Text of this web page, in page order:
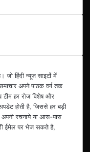
जो हिंदी न्यूज साइटों में
अपने पाठक वर्ग तक
टीम हर रोज विशेष और
होती है, जिससे हर बड़ी
रचनाये या आस-पास
ईमेल पर भेज सकते है,